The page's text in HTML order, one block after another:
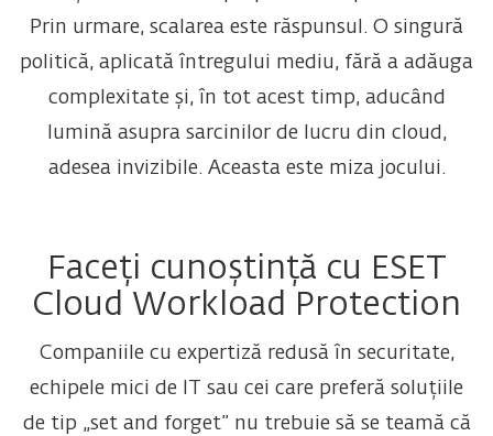
Prin urmare, scalarea este răspunsul. O singură
politică, aplicată întregului mediu, fără a adăuga
complexitate și, în tot acest timp, aducând
lumină asupra sarcinilor de lucru din cloud,
adesea invizibile. Aceasta este miza jocului.
Faceți cunoștință cu ESET
Cloud Workload Protection
Companiile cu expertiză redusă în securitate,
echipele mici de IT sau cei care preferă soluțiile
de tip „set and forget” nu trebuie să se teamă că